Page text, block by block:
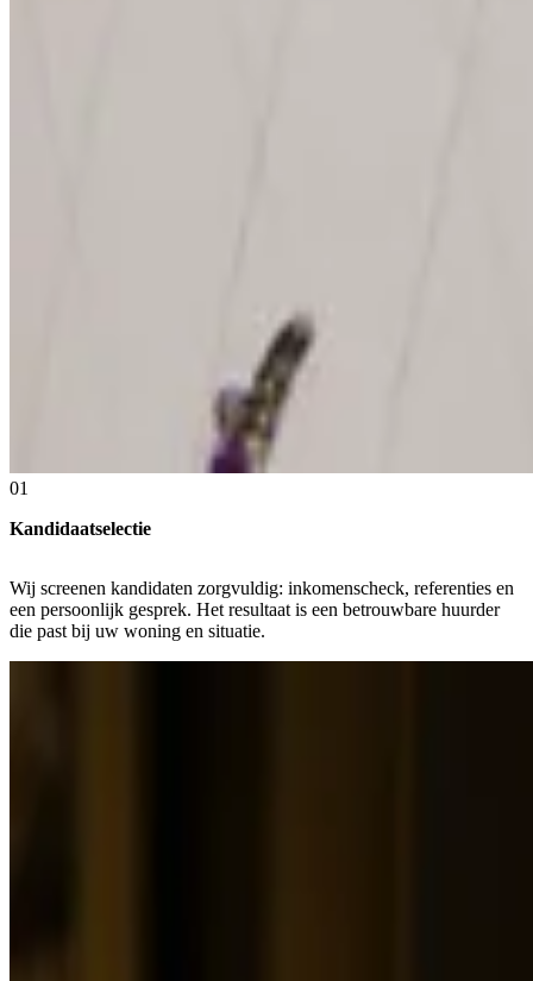
01
Kandidaatselectie
Wij screenen kandidaten zorgvuldig: inkomenscheck, referenties en
een persoonlijk gesprek. Het resultaat is een betrouwbare huurder
die past bij uw woning en situatie.